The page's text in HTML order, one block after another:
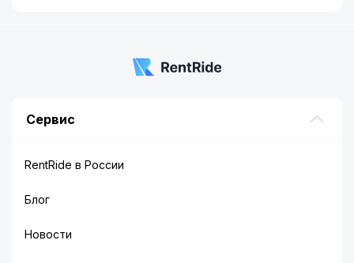
Сервис
RentRide в России
Блог
Новости